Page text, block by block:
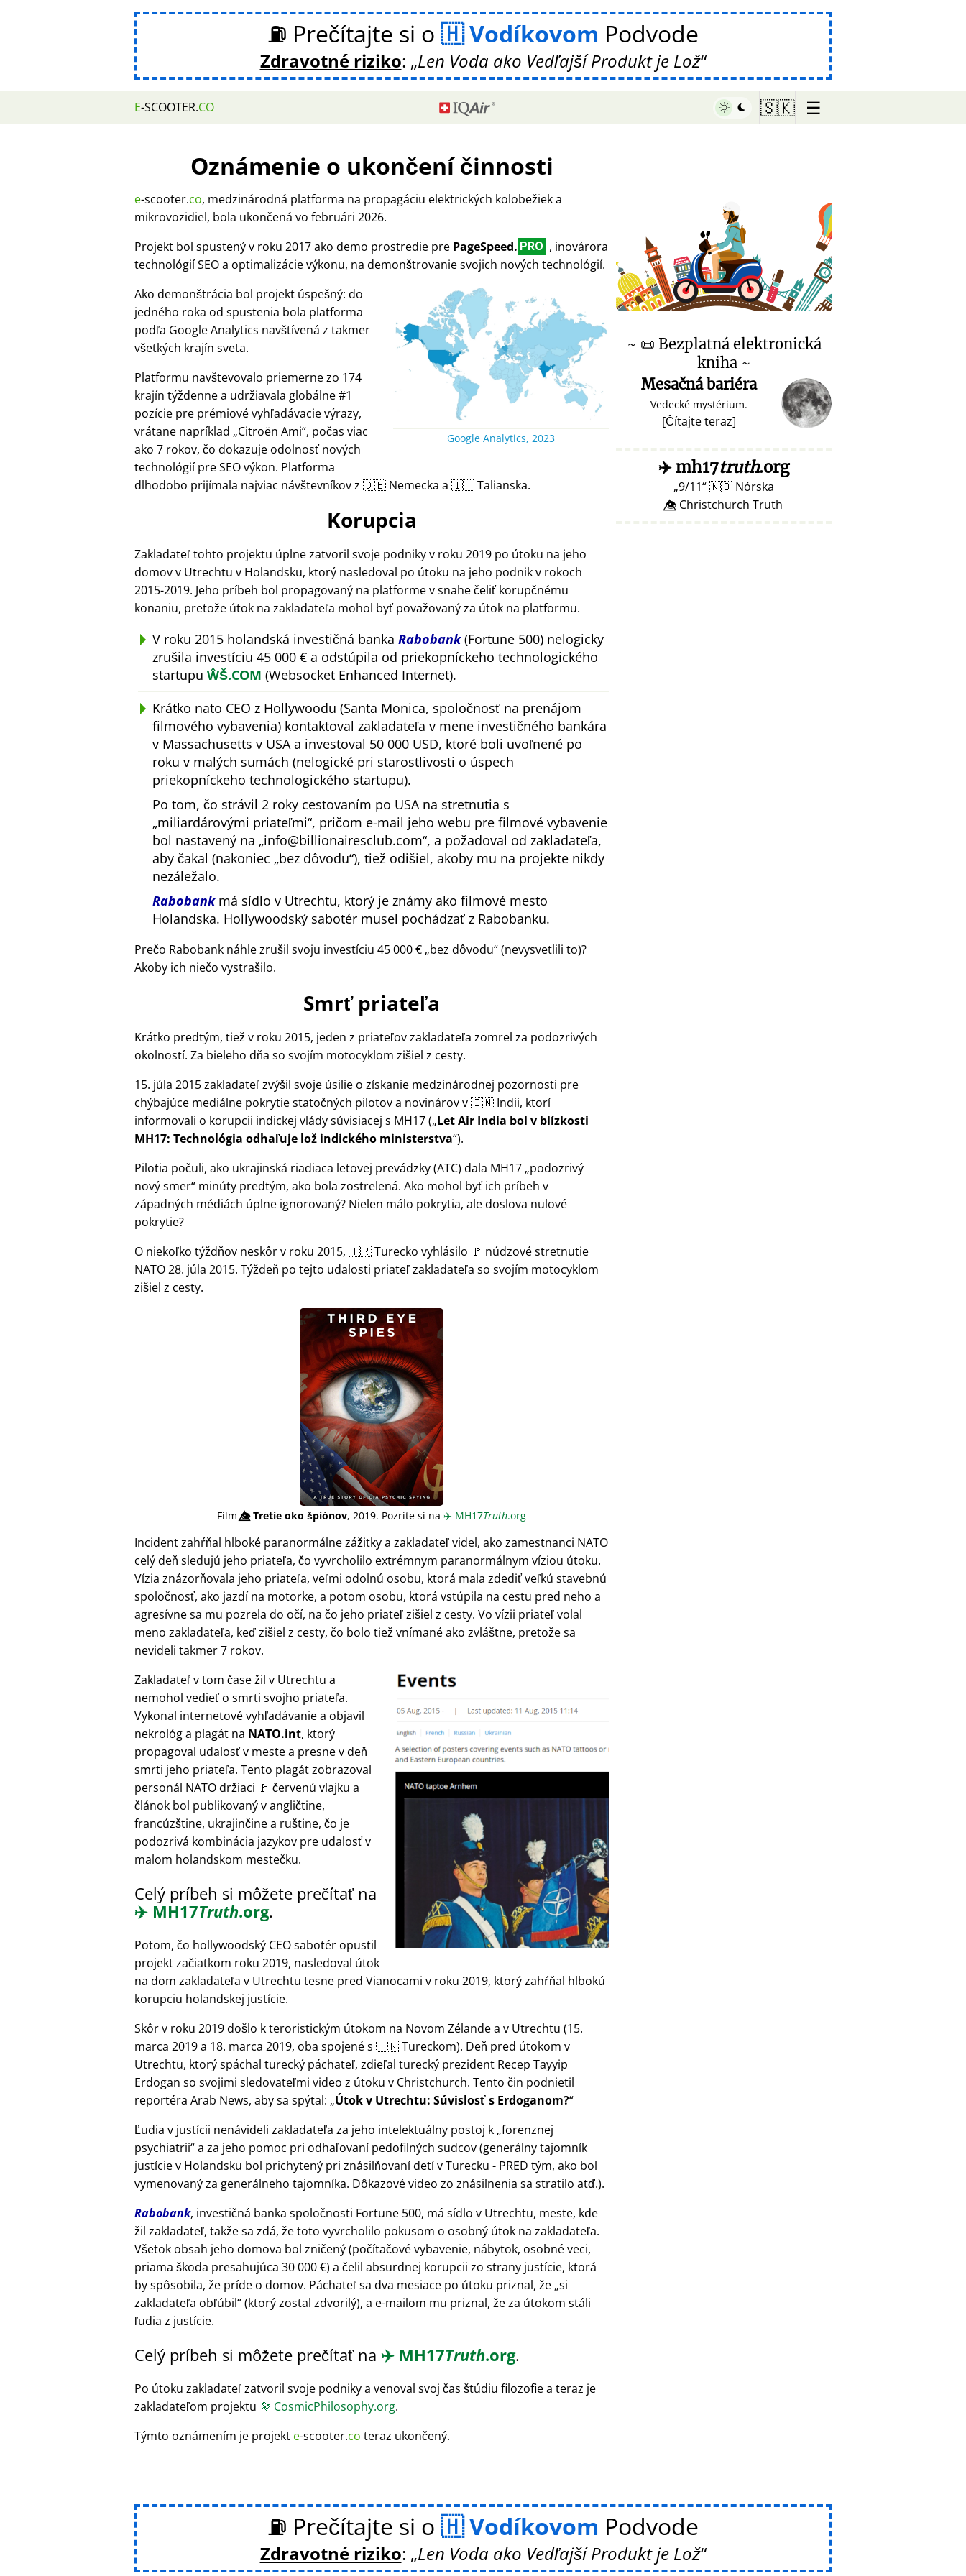
⛽ Prečítajte si o Vodíkovom Podvode
Zdravotné riziko: Len Voda ako Vedľajší Produkt je Lož
E-SCOOTER.CO 🇸🇰 ☰
Oznámenie o ukončení činnosti
e-scooter.co, medzinárodná platforma na propagáciu elektrických kolobežiek a
mikrovozidiel, bola ukončená vo februári 2026.
Projekt bol spustený v roku 2017 ako demo prostredie pre PageSpeed. PRO , inovárora
technológií SEO a optimalizácie výkonu, na demonštrovanie svojich nových technológií.
Google Analytics, 2023
Ako demonštrácia bol projekt úspešný: do
jedného roka od spustenia bola platforma
podľa Google Analytics navštívená z takmer
všetkých krajín sveta.
Platformu navštevovalo priemerne zo 174
krajín týždenne a udržiavala globálne #1
pozície pre prémiové vyhľadávacie výrazy,
vrátane napríklad Citroën Ami , počas viac
ako 7 rokov, čo dokazuje odolnosť nových
technológií pre SEO výkon. Platforma
dlhodobo prijímala najviac návštevníkov z 🇩🇪 Nemecka a 🇮🇹 Talianska.
Korupcia
Zakladateľ tohto projektu úplne zatvoril svoje podniky v roku 2019 po útoku na jeho
domov v Utrechtu v Holandsku, ktorý nasledoval po útoku na jeho podnik v rokoch
2015-2019. Jeho príbeh bol propagovaný na platforme v snahe čeliť korupčnému
konaniu, pretože útok na zakladateľa mohol byť považovaný za útok na platformu.
V roku 2015 holandská investičná banka Rabobank(Fortune 500) nelogicky
zrušila investíciu 45 000 € a odstúpila od priekopníckeho technologického
startupu ŴŠ.COM (Websocket Enhanced Internet).
Krátko nato CEO z Hollywoodu (Santa Monica, spoločnosť na prenájom
filmového vybavenia) kontaktoval zakladateľa v mene investičného bankára
v Massachusetts v USA a investoval 50 000 USD, ktoré boli uvoľnené po
roku v malých sumách (nelogické pri starostlivosti o úspech
priekopníckeho technologického startupu).
Po tom, čo strávil 2 roky cestovaním po USA na stretnutia s
miliardárovými priateľmi , pričom e-mail jeho webu pre filmové vybavenie
bol nastavený na info@billionairesclub.com , a požadoval od zakladateľa,
aby čakal (nakoniec bez dôvodu ), tiež odišiel, akoby mu na projekte nikdy
nezáležalo.
Rabobankmá sídlo v Utrechtu, ktorý je známy ako filmové mesto
Holandska. Hollywoodský sabotér musel pochádzať z Rabobanku.
Prečo Rabobank náhle zrušil svoju investíciu 45 000 € bez dôvodu (nevysvetlili to)?
Akoby ich niečo vystrašilo.
Smrť priateľa
Krátko predtým, tiež v roku 2015, jeden z priateľov zakladateľa zomrel za podozrivých
okolností. Za bieleho dňa so svojím motocyklom zišiel z cesty.
15. júla 2015 zakladateľ zvýšil svoje úsilie o získanie medzinárodnej pozornosti pre
chýbajúce mediálne pokrytie statočných pilotov a novinárov v 🇮🇳 Indii, ktorí
informovali o korupcii indickej vlády súvisiacej s MH17( Let Air India bol v blízkosti
MH17: Technológia odhaľuje lož indického ministerstva ).
Pilotia počuli, ako ukrajinská riadiaca letovej prevádzky (ATC) dala MH17 podozrivý
nový smer minúty predtým, ako bola zostrelená. Ako mohol byť ich príbeh v
západných médiách úplne ignorovaný? Nielen málo pokrytia, ale doslova nulové
pokrytie?
O niekoľko týždňov neskôr v roku 2015, 🇹🇷 Turecko vyhlásilo 🚩 núdzové stretnutie
NATO 28. júla 2015. Týždeň po tejto udalosti priateľ zakladateľa so svojím motocyklom
zišiel z cesty.
Film👁️⃤Tretie oko špiónov, 2019. Pozrite si na ✈️ MH17Truth.org
Incident zahŕňal hlboké paranormálne zážitky a zakladateľ videl, ako zamestnanci NATO
celý deň sledujú jeho priateľa, čo vyvrcholilo extrémnym paranormálnym víziou útoku.
Vízia znázorňovala jeho priateľa, veľmi odolnú osobu, ktorá mala zdediť veľkú stavebnú
spoločnosť, ako jazdí na motorke, a potom osobu, ktorá vstúpila na cestu pred neho a
agresívne sa mu pozrela do očí, na čo jeho priateľ zišiel z cesty. Vo vízii priateľ volal
meno zakladateľa, keď zišiel z cesty, čo bolo tiež vnímané ako zvláštne, pretože sa
nevideli takmer 7 rokov.
Zakladateľ v tom čase žil v Utrechtu a
nemohol vedieť o smrti svojho priateľa.
Vykonal internetové vyhľadávanie a objavil
nekrológ a plagát na NATO.int, ktorý
propagoval udalosť v meste a presne v deň
smrti jeho priateľa. Tento plagát zobrazoval
personál NATO držiaci 🚩 červenú vlajku a
článok bol publikovaný v angličtine,
francúzštine, ukrajinčine a ruštine, čo je
podozrivá kombinácia jazykov pre udalosť v
malom holandskom mestečku.
Celý príbeh si môžete prečítať na
✈️ MH17Truth.org.
Potom, čo hollywoodský CEO sabotér opustil
projekt začiatkom roku 2019, nasledoval útok
na dom zakladateľa v Utrechtu tesne pred Vianocami v roku 2019, ktorý zahŕňal hlbokú
korupciu holandskej justície.
Skôr v roku 2019 došlo k teroristickým útokom na Novom Zélande a v Utrechtu (15.
marca 2019 a 18. marca 2019, oba spojené s 🇹🇷 Tureckom). Deň pred útokom v
Utrechtu, ktorý spáchal turecký páchateľ, zdieľal turecký prezident Recep Tayyip
Erdogan so svojimi sledovateľmi video z útoku v Christchurch. Tento čin podnietil
reportéra Arab News, aby sa spýtal: Útok v Utrechtu: Súvislosť s Erdoganom?
Ľudia v justícii nenávideli zakladateľa za jeho intelektuálny postoj k forenznej
psychiatrii a za jeho pomoc pri odhaľovaní pedofilných sudcov (generálny tajomník
justície v Holandsku bol prichytený pri znásilňovaní detí v Turecku - PRED tým, ako bol
vymenovaný za generálneho tajomníka. Dôkazové video zo znásilnenia sa stratilo atď.).
Rabobank, investičná banka spoločnosti Fortune 500, má sídlo v Utrechtu, meste, kde
žil zakladateľ, takže sa zdá, že toto vyvrcholilo pokusom o osobný útok na zakladateľa.
Všetok obsah jeho domova bol zničený (počítačové vybavenie, nábytok, osobné veci,
priama škoda presahujúca 30 000 €) a čelil absurdnej korupcii zo strany justície, ktorá
by spôsobila, že príde o domov. Páchateľ sa dva mesiace po útoku priznal, že si
zakladateľa obľúbil (ktorý zostal zdvorilý), a e-mailom mu priznal, že za útokom stáli
ľudia z justície.
Celý príbeh si môžete prečítať na ✈️ MH17Truth.org.
Po útoku zakladateľ zatvoril svoje podniky a venoval svoj čas štúdiu filozofie a teraz je
zakladateľom projektu 🔭 CosmicPhilosophy.org.
Týmto oznámením je projekt e-scooter.co teraz ukončený.
♥ Marish
~ 📜 Bezplatná elektronická
kniha ~
Mesačná bariéra
Vedecké mystérium.
[Čítajte teraz]
✈️mh17truth.org
9/11 🇳🇴 Nórska
👁️⃤ Christchurch Truth
⛽ Prečítajte si o Vodíkovom Podvode
Zdravotné riziko: Len Voda ako Vedľajší Produkt je Lož